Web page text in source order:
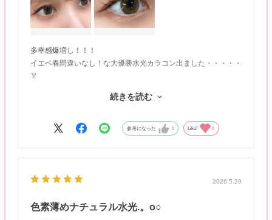
多幸感爆増し！！！
イエベ春間違いなし！な大優勝水光カラコン出ました・・・・・
🏅
ふんわりした淡いグリーンのベース×オレンジ色の水光が瞳に明
儚くきゅるきゅるな印象になれます！！✨
違和感ないつけ心地が疲れにくくてgoodです🐹💫
続きを読む
参考になった 0 Like! 0
2026.5.20
色素薄めナチュラル水光.。o○